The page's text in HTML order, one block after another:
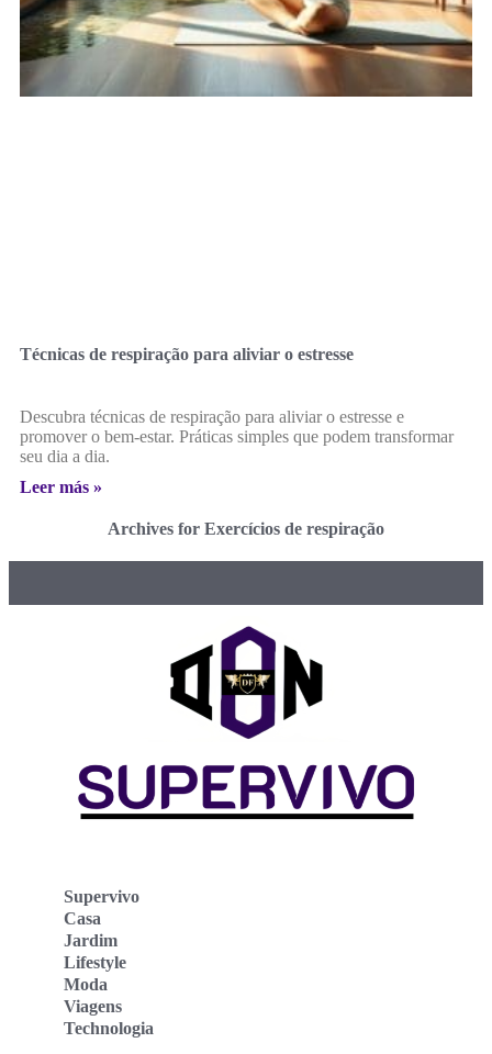
Técnicas de respiração para aliviar o estresse
Descubra técnicas de respiração para aliviar o estresse e
promover o bem-estar. Práticas simples que podem transformar
seu dia a dia.
Leer más »
Archives for Exercícios de respiração
Supervivo
Casa
Jardim
Lifestyle
Moda
Viagens
Technologia